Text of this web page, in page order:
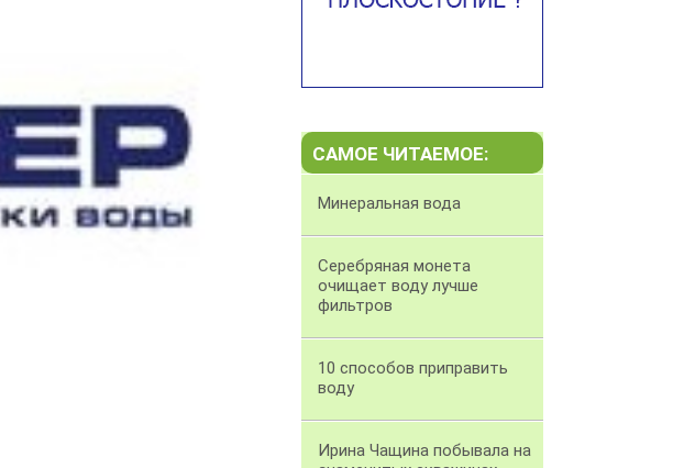
САМОЕ ЧИТАЕМОЕ:
Минеральная вода
Серебряная монета
очищает воду лучше
фильтров
10 способов приправить
воду
Ирина Чащина побывала на